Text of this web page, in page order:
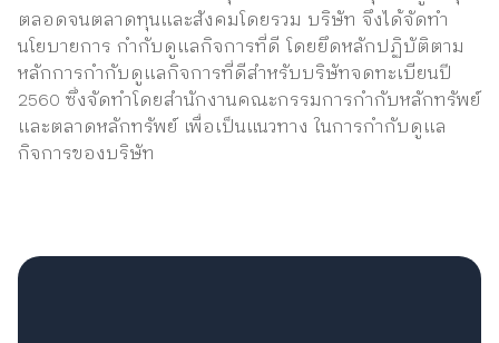
ตลอดจนตลาดทุนและสังคมโดยรวม บริษัท จึงได้จัดทํา
นโยบายการ กํากับดูแลกิจการที่ดี โดยยึดหลักปฏิบัติตาม
หลักการกํากับดูแลกิจการที่ดีสําหรับบริษัทจดทะเบียนปี
2560 ซึ่งจัดทําโดยสํานักงานคณะกรรมการกํากับหลักทรัพย์
และตลาดหลักทรัพย์ เพื่อเป็นแนวทาง ในการกํากับดูแล
กิจการของบริษัท